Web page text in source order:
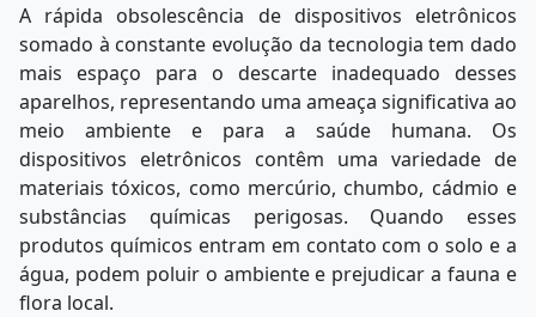
A rápida obsolescência de dispositivos eletrônicos
somado à constante evolução da tecnologia tem dado
mais espaço para o descarte inadequado desses
aparelhos, representando uma ameaça significativa ao
meio ambiente e para a saúde humana. Os
dispositivos eletrônicos contêm uma variedade de
materiais tóxicos, como mercúrio, chumbo, cádmio e
substâncias químicas perigosas. Quando esses
produtos químicos entram em contato com o solo e a
água, podem poluir o ambiente e prejudicar a fauna e
flora local.